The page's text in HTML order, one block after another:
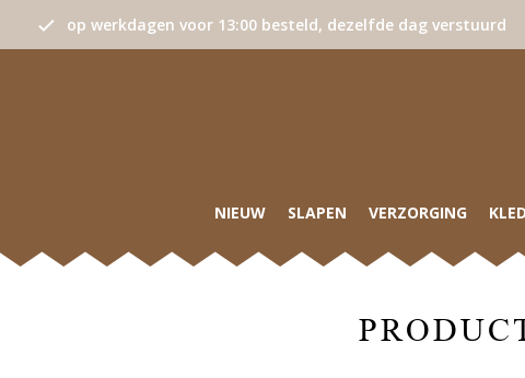
op werkdagen voor 13:00 besteld, dezelfde dag verstuurd
NIEUW SLAPEN VERZORGING